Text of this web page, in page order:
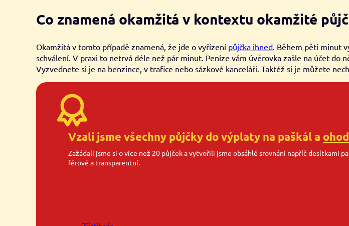
Co znamená okamžitá v kontextu okamžité
Okamžitá v tomto případě znamená, že jde o vyřízení půjčka ihned . Během pěti minut
schválení. V praxi to netrvá déle než pár minut. Peníze vám úvěrovka zašle na účet
Vyzvednete si je na benzince, v trafice nebo sázkové kanceláři. Taktéž si je můžete
Vzali jsme všechny půjčky do výplaty na paškál a
Zažádali jsme si o více než 20 půjček a vytvořili jsme obsáhlé srovnání napříč desítkami
férové a transparentní.